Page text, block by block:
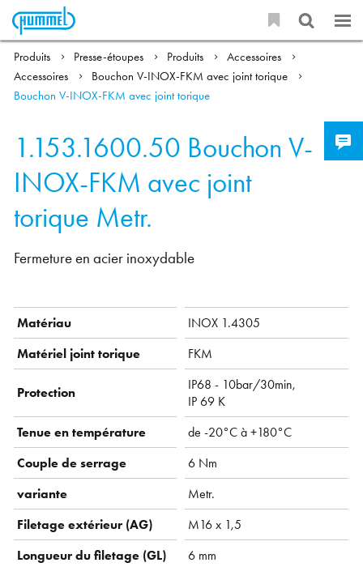
Produits Presse-étoupes Produits
Accessoires
Accessoires
Bouchon V-INOX-FKM avec joint torique
Bouchon V-INOX-FKM avec joint torique
1.153.1600.50 Bouchon V-
INOX-FKM avec joint
torique Metr.
Fermeture en acier inoxydable
Matériau
INOX 1.4305
Matériel joint torique
FKM
Protection
IP68 - 10bar/30min,
IP 69 K
Tenue en température
de -20°C à +180°C
Couple de serrage
6 Nm
variante
Metr.
Filetage extérieur (AG)
M16 x 1,5
Longueur du filetage (GL)
6 mm